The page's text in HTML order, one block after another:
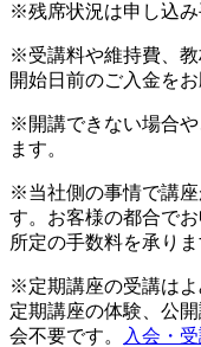
※残席状況は申し込み
※受講料や維持費、
開始日前のご入金をお
※開講できない場合や
ます。
※当社側の事情で講座
す。お客様の都合で
所定の手数料を承りま
※定期講座の受講はよ
定期講座の体験、公
会不要です。
入会・